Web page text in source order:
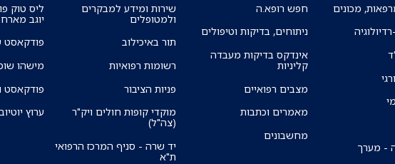
מכונים
- מערך
חפש רופא.ה
ניתוחים, בדיקות וטיפולים
אינדקס בדיקות מעבדה
קליניות
מצבים רפואיים
מאמרים וכתבות
מחשבונים
שירות ומידע למבקרים
ולמטופלים
תור באיכילוב
רשומות רפואיות
פניות הציבור
מוקדי קופות חולים ויק"ר
(צה"ל)
יד שרה - סניף המרכז הרפואי
ת"א
ליס טוק
יוגב
פודקאסט
מישהו
פודקאסט
ערוץ יוטיוב